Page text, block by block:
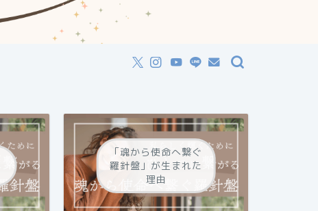
「魂から使命へ繋ぐ
羅針盤」が生まれた
理由